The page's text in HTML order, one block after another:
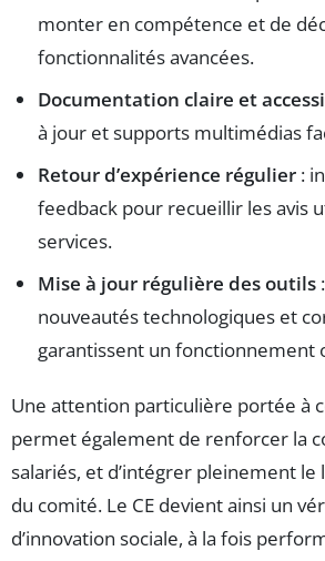
monter en compétence et de
fonctionnalités avancées.
Documentation claire et
à jour et supports multimédias
Retour d’expérience régulier :
feedback pour recueillir les avis
services.
Mise à jour régulière des outils
nouveautés technologiques et
garantissent un fonctionnement
Une attention particulière portée à
permet également de renforcer la
salariés, et d’intégrer pleinement
du comité. Le CE devient ainsi un
d’innovation sociale, à la fois